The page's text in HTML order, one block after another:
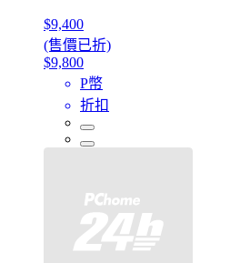
$9,400
(售價已折)
$9,800
P幣
折扣